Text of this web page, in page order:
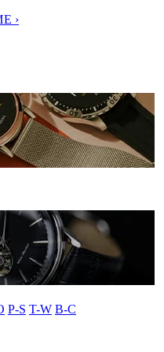
›
P-S T-W В-С